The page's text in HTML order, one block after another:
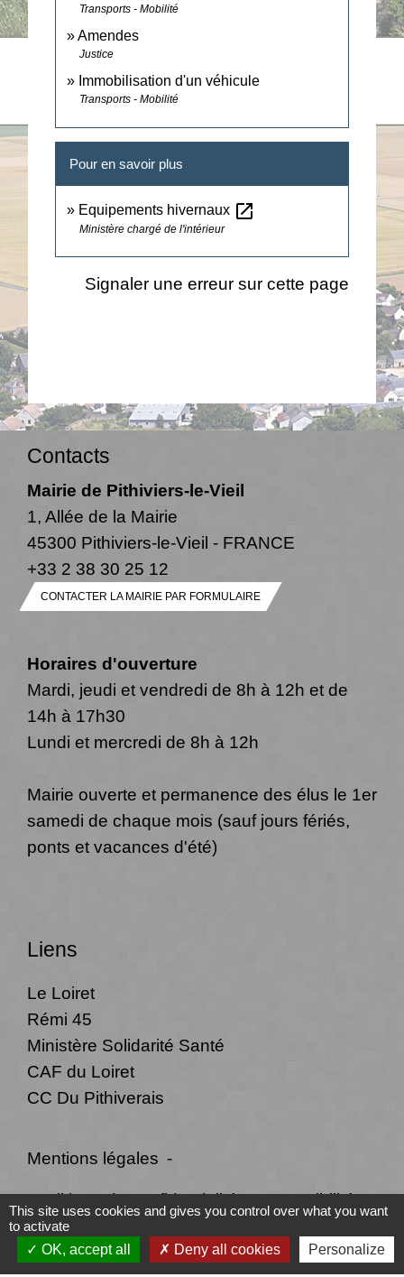
Transports - Mobilité
Amendes
Justice
Immobilisation d'un véhicule
Transports - Mobilité
Pour en savoir plus
Equipements hivernaux open_in_new
Ministère chargé de l'intérieur
Signaler une erreur sur cette page
Contacts
Mairie de Pithiviers-le-Vieil
1, Allée de la Mairie
45300 Pithiviers-le-Vieil - FRANCE
+33 2 38 30 25 12
CONTACTER LA MAIRIE PAR FORMULAIRE
Horaires d'ouverture
Mardi, jeudi et vendredi de 8h à 12h et de
14h à 17h30
Lundi et mercredi de 8h à 12h
Mairie ouverte et permanence des élus le 1er
samedi de chaque mois (sauf jours fériés,
ponts et vacances d'été)
Liens
Le Loiret
Rémi 45
Ministère Solidarité Santé
CAF du Loiret
CC Du Pithiverais
Mentions légales -
Politique de confidentialité - Accessibilité -
Plan du site - Gestion des cookies
This site uses cookies and gives you control over what you want
to activate
OK, accept all
Deny all cookies Personalize